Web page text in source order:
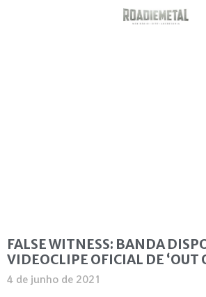
FALSE WITNESS: BANDA
VIDEOCLIPE OFICIAL DE ‘OUT
4 de junho de 2021